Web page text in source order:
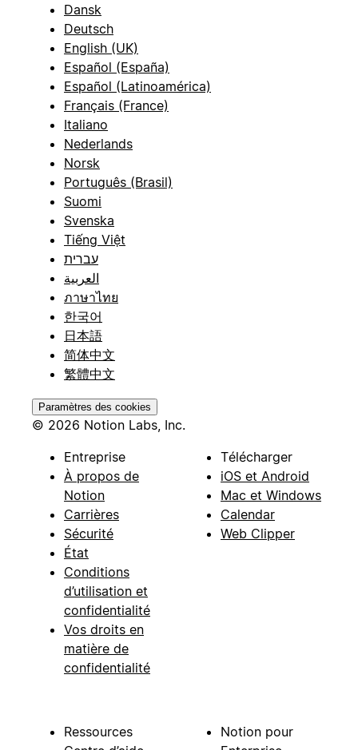
Dansk
Deutsch
English (UK)
Español (España)
Español (Latinoamérica)
Français (France)
Italiano
Nederlands
Norsk
Português (Brasil)
Suomi
Svenska
Tiếng Việt
עברית
العربية
ภาษาไทย
한국어
日本語
简体中文
繁體中文
Paramètres des cookies
© 2026 Notion Labs, Inc.
Entreprise
À propos de
Notion
Carrières
Sécurité
État
Conditions
d’utilisation et
confidentialité
Vos droits en
matière de
confidentialité
Télécharger
iOS et Android
Mac et Windows
Calendar
Web Clipper
Ressources
Notion pour